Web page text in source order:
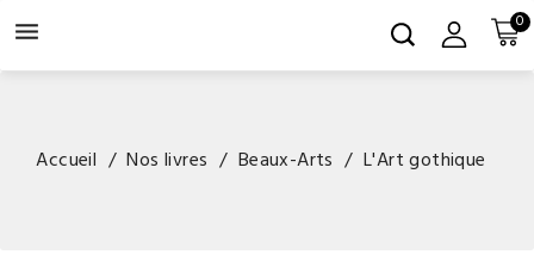
 0
Accueil Nos livres Beaux-Arts L'Art gothique